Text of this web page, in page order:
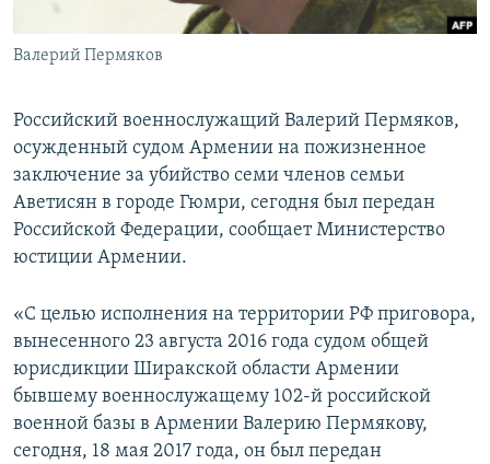
Հայերեն
Русский
Все сайты Радио Азатутюн
Валерий Пермяков
Российский военнослужащий Валерий Пермяков,
осужденный судом Армении на пожизненное
заключение за убийство семи членов семьи
Аветисян в городе Гюмри, сегодня был передан
Российской Федерации, сообщает Министерство
юстиции Армении.
«С целью исполнения на территории РФ приговора,
вынесенного 23 августа 2016 года судом общей
юрисдикции Ширакской области Армении
бывшему военнослужащему 102-й российской
военной базы в Армении Валерию Пермякову,
сегодня, 18 мая 2017 года, он был передан